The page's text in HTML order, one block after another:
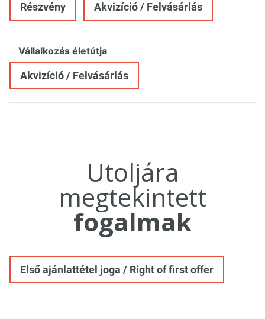
Részvény Akvizíció / Felvásárlás
Vállalkozás életútja
Akvizíció / Felvásárlás
Utoljára
megtekintett
fogalmak
Első ajánlattétel joga / Right of first offer